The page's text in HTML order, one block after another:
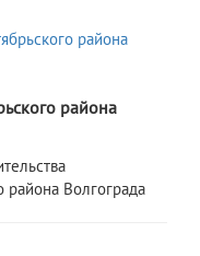
района
района Волгограда